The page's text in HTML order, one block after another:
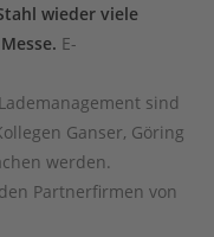
wieder viele
E-
sind
Ganser, Göring
werden.
Partnerfirmen von